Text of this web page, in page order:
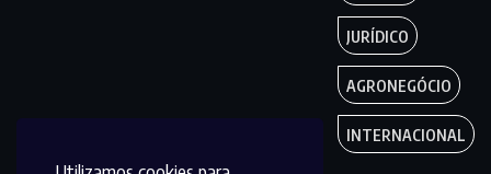
JURÍDICO
AGRONEGÓCIO
INTERNACIONAL